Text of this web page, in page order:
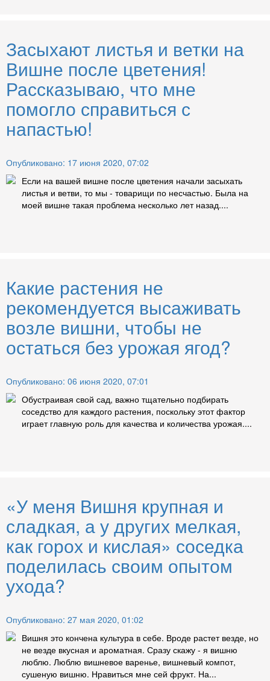
Засыхают листья и ветки на
Вишне после цветения!
Рассказываю, что мне
помогло справиться с
напастью!
Опубликовано: 17 июня 2020, 07:02
Если на вашей вишне после цветения начали засыхать
листья и ветви, то мы - товарищи по несчастью. Была на
моей вишне такая проблема несколько лет назад....
Какие растения не
рекомендуется высаживать
возле вишни, чтобы не
остаться без урожая ягод?
Опубликовано: 06 июня 2020, 07:01
Обустраивая свой сад, важно тщательно подбирать
соседство для каждого растения, поскольку этот фактор
играет главную роль для качества и количества урожая....
«У меня Вишня крупная и
сладкая, а у других мелкая,
как горох и кислая» соседка
поделилась своим опытом
ухода?
Опубликовано: 27 мая 2020, 01:02
Вишня это кончена культура в себе. Вроде растет везде, но
не везде вкусная и ароматная. Сразу скажу - я вишню
люблю. Люблю вишневое варенье, вишневый компот,
сушеную вишню. Нравиться мне сей фрукт. На...